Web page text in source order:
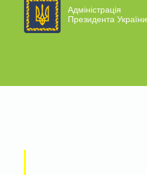
Адміністрація
Президента України